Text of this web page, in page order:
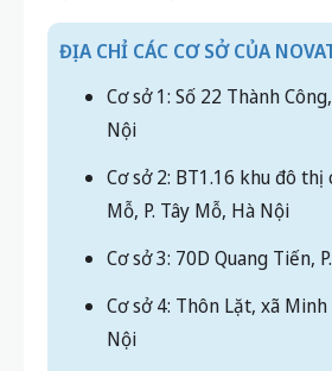
ĐỊA CHỈ CÁC CƠ SỞ CỦA
Cơ sở 1: Số 22 Thành
Nội
Cơ sở 2: BT1.16 khu đô thị
Mỗ, P. Tây Mỗ, Hà Nội
Cơ sở 3: 70D Quang Tiến,
Cơ sở 4: Thôn Lặt, xã Minh
Nội